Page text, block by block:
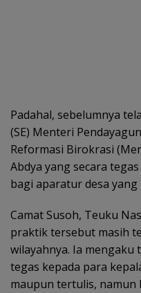
Padahal, sebelumnya
(SE) Menteri
Reformasi Birokrasi
Abdya yang secara
bagi aparatur desa yang
Camat Susoh, Teuku
praktik tersebut masih
wilayahnya. Ia
tegas kepada para
maupun tertulis, namun